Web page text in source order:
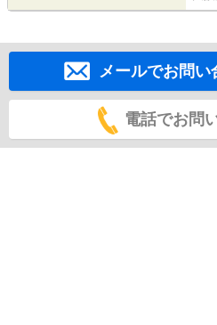
メールでお問い
電話でお問